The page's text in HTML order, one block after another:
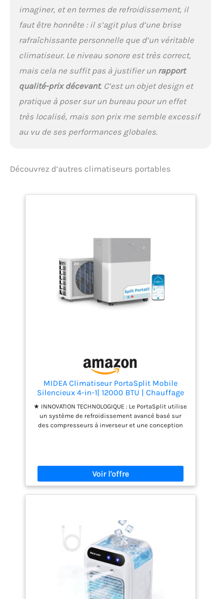
imaginer, et en termes de refroidissement, il
faut être honnête : il s’agit plus d’une brise
rafraîchissante personnelle que d’un véritable
climatiseur. Le niveau sonore est très correct,
mais cela ne suffit pas à justifier un rapport
qualité-prix décevant. C’est un objet design et
pratique à poser sur un bureau pour un effet
très localisé, mais son prix me semble excessif
au vu de ses performances globales.
Découvrez d’autres climatiseurs portables
MIDEA Climatiseur PortaSplit Mobile
Silencieux 4-in-1| 12000 BTU | Chauffage
et Climatisation Portable Prêt à Poser
3,5kW- Clim Mobile avec rafraîchisseur,
déshumidificateur, chauffage,ventilateur
★ INNOVATION TECHNOLOGIQUE : Le PortaSplit utilise
un système de refroidissement avancé basé sur
des compresseurs à inverseur et une conception
minutes.mostat pour une climatisation et une
régulation optimale et efficace de la température. ★
déplacer d'une pièce à l'autre selon vos besoins.
Son design compact et ses roulettes pivotantes en
font une solution flexible et pratique. ★ UNE
UTILISATION INTELLIGENTE DE L'ÉNERGIE - Le
PortaSplit est conçu pour minimiser la
consommation d'énergie. Son intégration de
l'intelligence artificielle ajuste automatiquement la
vitesse en fonction de la demande, réduisant ainsi
les coûts d'électricité. De plus, son mode